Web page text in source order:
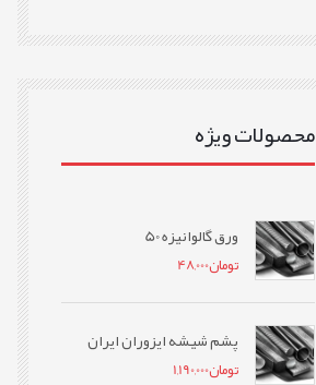
محصولات ویژه
ورق گالوانیزه 50
تومان48,000
پشم شیشه ایزوران ایران
تومان1,190,000